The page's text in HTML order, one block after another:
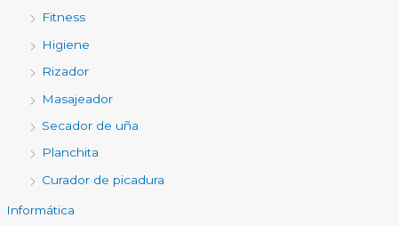
Fitness
Higiene
Rizador
Masajeador
Secador de uña
Planchita
Curador de picadura
Informática